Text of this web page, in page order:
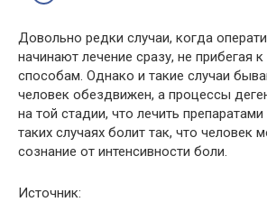
Довольно редки случаи, когда
начинают лечение сразу, не прибегая
способам. Однако и такие случаи
человек обездвижен, а процессы
на той стадии, что лечить
таких случаях болит так, что человек
сознание от интенсивности боли.
Источник: